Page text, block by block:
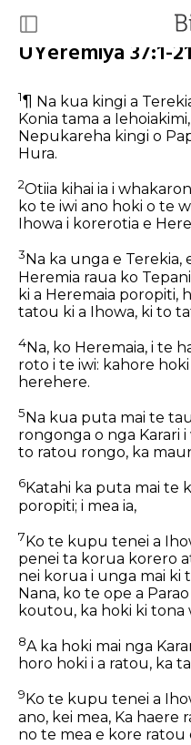
UYeremiya 37:1-
1¶ Na kua kingi a
Konia tama a
Nepukareha kingi o
Hura.
2Otiia kihai ia i
ko te iwi ano hoki o te
Ihowa i korerotia e
3 Na ka unga e Terekia,
Heremia raua ko
ki a Heremaia poropiti,
tatou ki a Ihowa, ki to
4Na, ko Heremaia, i te
roto i te iwi: kahore
herehere.
5 Na kua puta mai te
rongonga o nga Karari
to ratou rongo, ka
6Katahi ka puta mai te
poropiti; i mea ia,
7Ko te kupu tenei a
penei ta korua korero
nei korua i unga mai ki
Nana, ko te ope a
koutou, ka hoki ki tona
8A ka hoki mai nga
horo hoki i a ratou, ka
9 Ko te kupu tenei a
ano, kei mea, Ka haere
no te mea e kore ratou